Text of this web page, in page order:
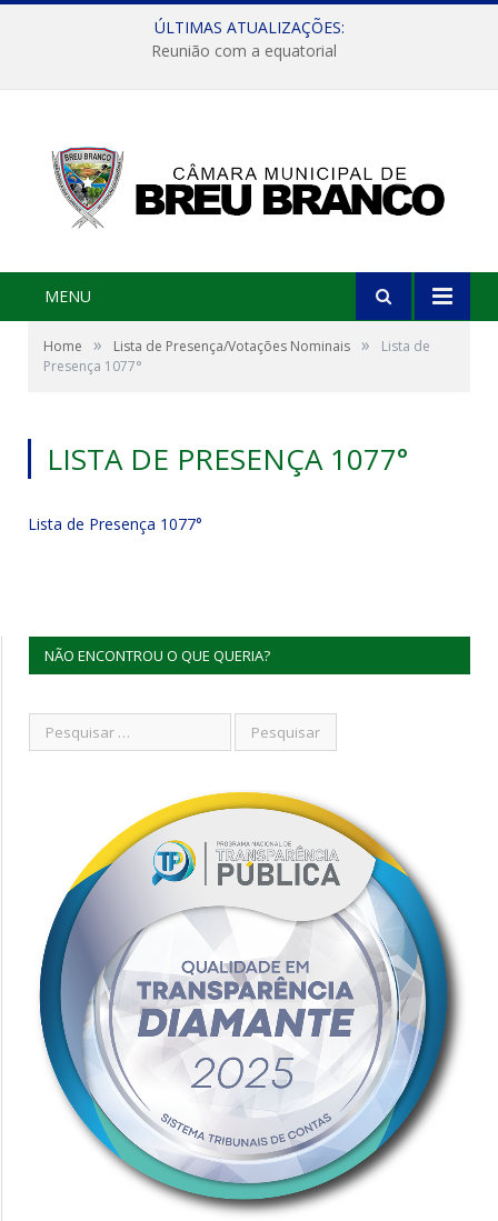
ÚLTIMAS ATUALIZAÇÕES:
Reunião com a equatorial
MENU
Home » Lista de Presença/Votações Nominais »
Lista de
Presença 1077°
LISTA DE PRESENÇA 1077°
Lista de Presença 1077°
NÃO ENCONTROU O QUE QUERIA?